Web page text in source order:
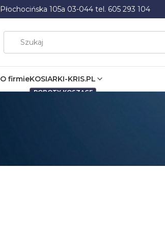
105a 03-044 tel. 605 293 104
O firmieKOSIARKI-KRIS.PL
ROBOTY KOSZĄCE